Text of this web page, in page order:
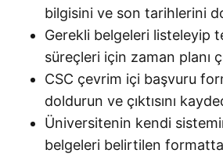
bilgisini ve son tarihlerini
Gerekli belgeleri listeleyip
süreçleri için zaman planı
CSC çevrim içi başvuru
doldurun ve çıktısını
Üniversitenin kendi
belgeleri belirtilen